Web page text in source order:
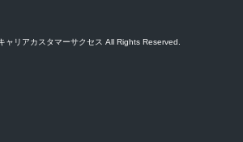
ャリアカスタマーサクセス All Rights Reserved.